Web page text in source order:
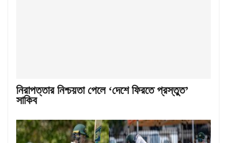
নিরাপত্তার নিশ্চয়তা পেলে ‘দেশে ফিরতে প্রস্তুত’
সাকিব